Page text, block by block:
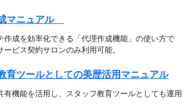
マニュアル
作成を効率化できる「代理作成機能」の使い方で
ビス契約サロンのみ利用可能。
育ツールとしての美歴活用マニュアル
有機能を活用し、スタッフ教育ツールとしても運用